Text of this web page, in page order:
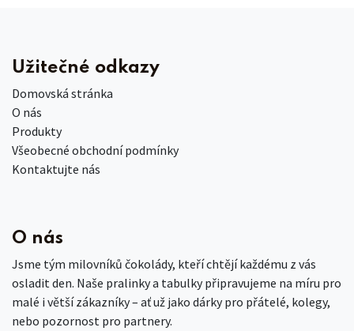
Užitečné odkazy
Domovská stránka
O nás
Produkty
Všeobecné obchodní podmínky
Kontaktujte nás
O nás
Jsme tým milovníků čokolády, kteří chtějí každému z vás
osladit den. Naše pralinky a tabulky připravujeme na míru pro
malé i větší zákazníky – ať už jako dárky pro přátelé, kolegy,
nebo pozornost pro partnery.